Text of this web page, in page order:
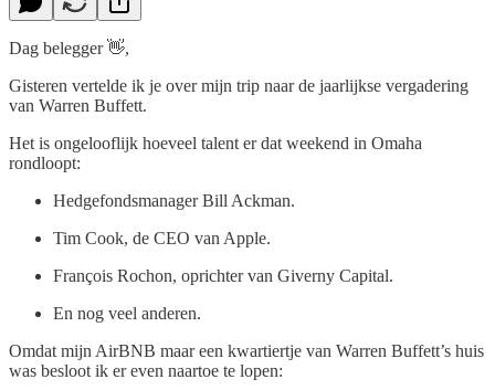
Dag belegger 👋,
Gisteren vertelde ik je over mijn trip naar de jaarlijkse vergadering
van Warren Buffett.
Het is ongelooflijk hoeveel talent er dat weekend in Omaha
rondloopt:
Hedgefondsmanager Bill Ackman.
Tim Cook, de CEO van Apple.
François Rochon, oprichter van Giverny Capital.
En nog veel anderen.
Omdat mijn AirBNB maar een kwartiertje van Warren Buffett’s huis
was besloot ik er even naartoe te lopen: